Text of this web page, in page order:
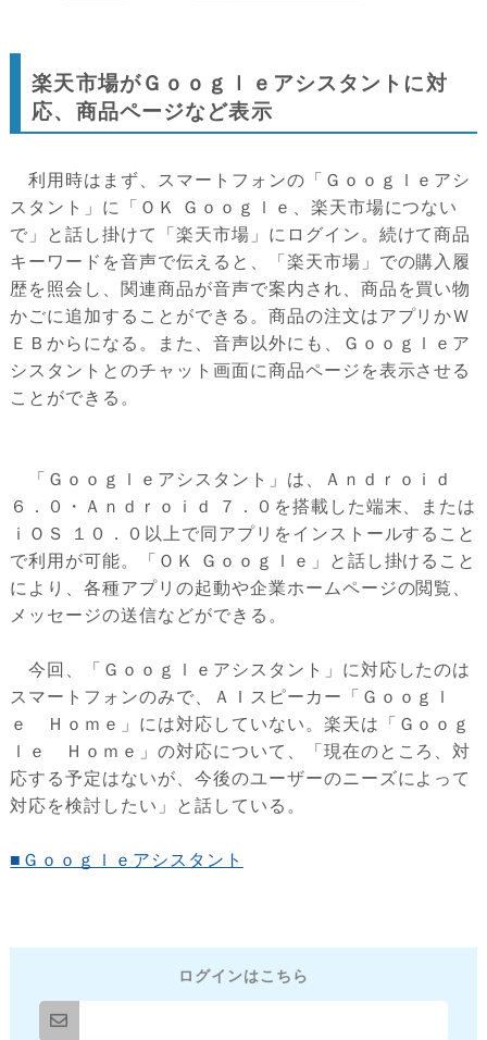
楽天市場がＧｏｏｇｌｅアシスタントに対
応、商品ページなど表示
利用時はまず、スマートフォンの「Ｇｏｏｇｌｅアシ
スタント」に「ＯＫ Ｇｏｏｇｌｅ、楽天市場につない
で」と話し掛けて「楽天市場」にログイン。続けて商品
キーワードを音声で伝えると、「楽天市場」での購入履
歴を照会し、関連商品が音声で案内され、商品を買い物
かごに追加することができる。商品の注文はアプリかＷ
ＥＢからになる。また、音声以外にも、Ｇｏｏｇｌｅア
シスタントとのチャット画面に商品ページを表示させる
ことができる。
「Ｇｏｏｇｌｅアシスタント」は、Ａｎｄｒｏｉｄ
６．０・Ａｎｄｒｏｉｄ ７．０を搭載した端末、または
ｉＯＳ １０．０以上で同アプリをインストールすること
で利用が可能。「ＯＫ Ｇｏｏｇｌｅ」と話し掛けること
により、各種アプリの起動や企業ホームページの閲覧、
メッセージの送信などができる。
今回、「Ｇｏｏｇｌｅアシスタント」に対応したのは
スマートフォンのみで、ＡＩスピーカー「Ｇｏｏｇｌ
ｅ Ｈｏｍｅ」には対応していない。楽天は「Ｇｏｏｇ
ｌｅ Ｈｏｍｅ」の対応について、「現在のところ、対
応する予定はないが、今後のユーザーのニーズによって
対応を検討したい」と話している。
■Ｇｏｏｇｌｅアシスタント
ログインはこちら